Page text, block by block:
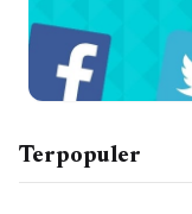
Terpopuler